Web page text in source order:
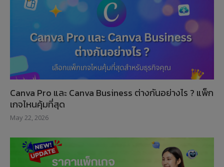
Canva Pro และ Canva Business ต่างกันอย่างไร ? แพ็ก
เกจไหนคุ้มที่สุด
May 22, 2026